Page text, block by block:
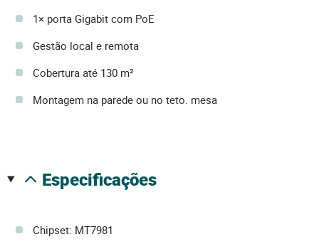
1× porta Gigabit com PoE
Gestão local e remota
Cobertura até 130 m²
Montagem na parede ou no teto. mesa
especificações
Chipset: MT7981